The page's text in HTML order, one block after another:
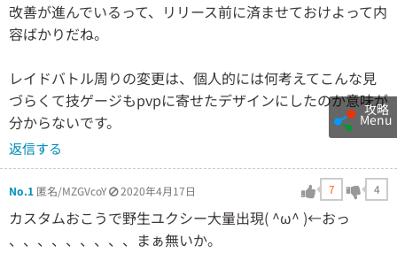
改善が進んでいるって、リリース前に済ませておけよって内
容ばかりだね。
レイドバトル周りの変更は、個人的には何考えてこんな見
づらくて技ゲージもpvpに寄せたデザインにしたのか意味が
分からないです。
返信する
No.1 匿名/MZGVcoY 2020年4月17日 7 4
カスタムおこうで野生ユクシー大量出現( ^ω^ )←おっ
、、、、、、、、、まぁ無いか。
攻略
Menu